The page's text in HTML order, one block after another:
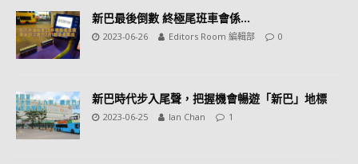
新巴最後倒數 終極尾班車會係…
2023-06-26 Editors Room 編輯部 0
新巴時代步入尾聲，把握機會暢遊「新巴」地標
2023-06-25 Ian Chan 1